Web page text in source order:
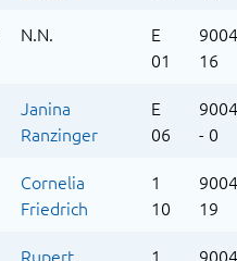
N.N.
E
01
16
Janina
Ranzinger
E
06
9004
- 0
Cornelia
Friedrich
1
10
19
Rupert
1